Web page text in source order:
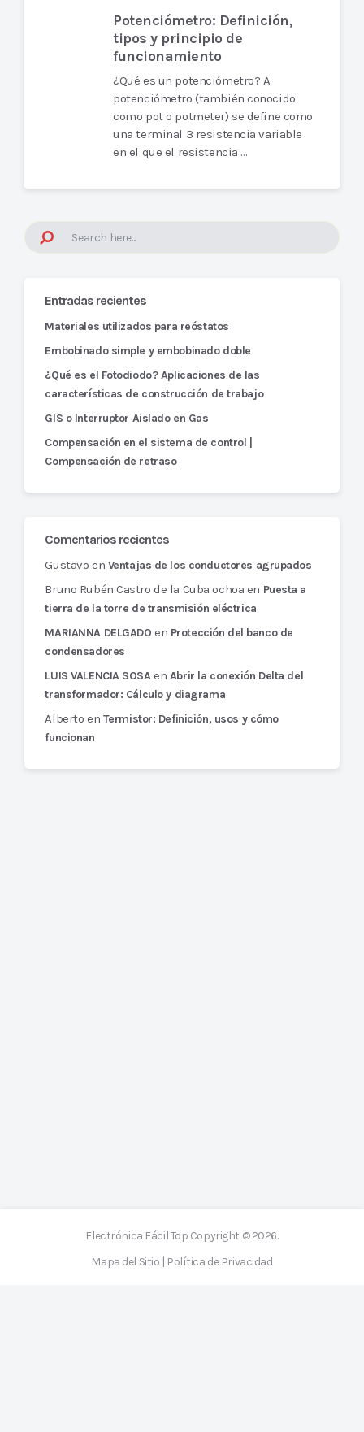
Potenciómetro: Definición,
tipos y principio de
funcionamiento
¿Qué es un potenciómetro? A
potenciómetro (también conocido
como pot o potmeter) se define como
una terminal 3 resistencia variable
en el que el resistencia …
Entradas recientes
Materiales utilizados para reóstatos
Embobinado simple y embobinado doble
¿Qué es el Fotodiodo? Aplicaciones de las
características de construcción de trabajo
GIS o Interruptor Aislado en Gas
Compensación en el sistema de control |
Compensación de retraso
Comentarios recientes
Gustavo en Ventajas de los conductores agrupados
Bruno Rubén Castro de la Cuba ochoa en Puesta a
tierra de la torre de transmisión eléctrica
MARIANNA DELGADO en Protección del banco de
condensadores
LUIS VALENCIA SOSAen Abrir la conexión Delta del
transformador: Cálculo y diagrama
Alberto en Termistor: Definición, usos y cómo
funcionan
Electrónica Fácil Top Copyright © 2026.
Mapa del Sitio | Política de Privacidad